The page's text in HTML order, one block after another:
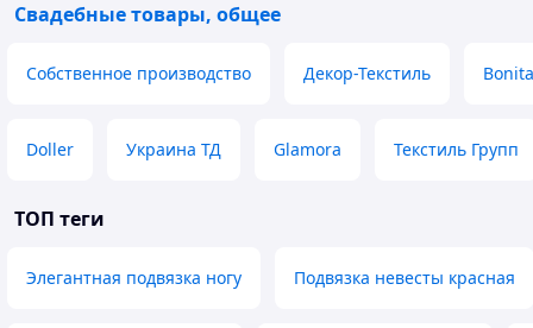
Свадебные товары, общее
Собственное производство Декор-Текстиль Bonita
Doller Украина ТД Glamora Текстиль Групп
ТОП теги
Элегантная подвязка ногу Подвязка невесты красная